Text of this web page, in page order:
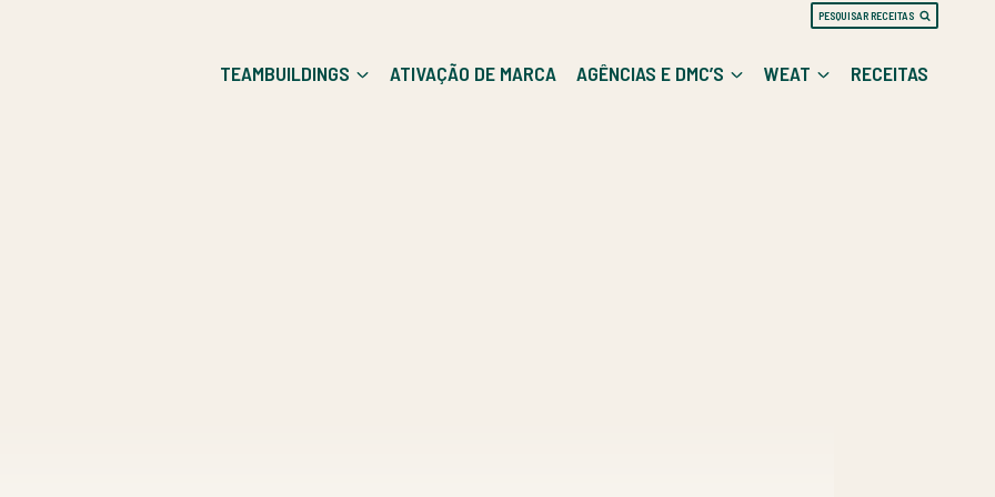
PESQUISAR RECEITAS
TEAMBUILDINGS ATIVAÇÃO DE MARCA AGÊNCIAS E DMC’S WEAT RECEITAS